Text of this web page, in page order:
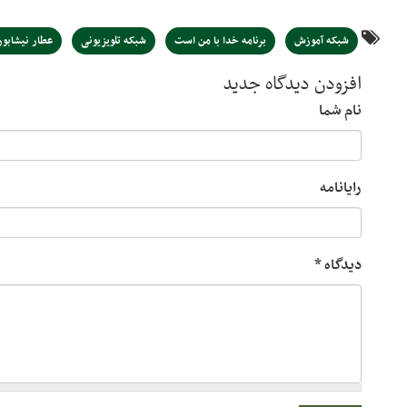
شبکه آموزش برنامه خدا با من است شبکه تلویزیونی عطار
افزودن دیدگاه جدید
نام شما
رایانامه
دیدگاه*